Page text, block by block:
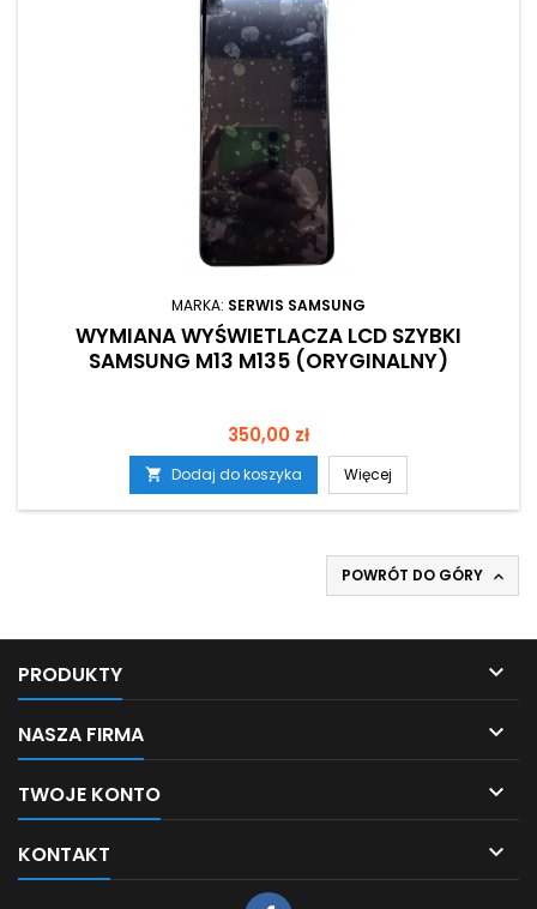
MARKA: SERWIS SAMSUNG
WYMIANA WYŚWIETLACZA LCD SZYBKI
SAMSUNG M13 M135 (ORYGINALNY)
Cena
350,00 zł
 Dodaj do koszyka Więcej
POWRÓT DO GÓRY 
PRODUKTY 
NASZA FIRMA 
TWOJE KONTO 
KONTAKT 